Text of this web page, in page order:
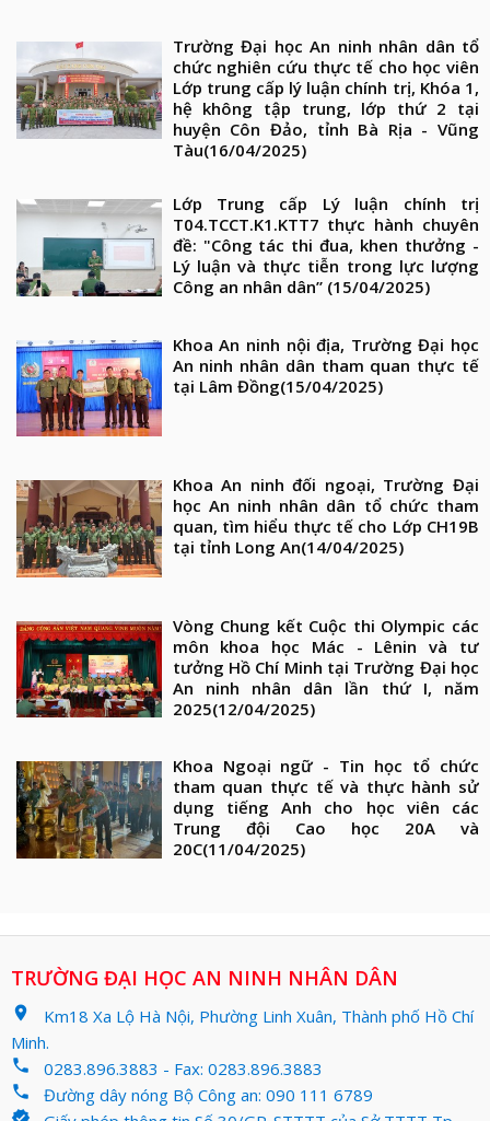
Trường Đại học An ninh nhân dân tổ
chức nghiên cứu thực tế cho học viên
Lớp trung cấp lý luận chính trị, Khóa 1,
hệ không tập trung, lớp thứ 2 tại
huyện Côn Đảo, tỉnh Bà Rịa - Vũng
Tàu(16/04/2025)
Lớp Trung cấp Lý luận chính trị
T04.TCCT.K1.KTT7 thực hành chuyên
đề: "Công tác thi đua, khen thưởng -
Lý luận và thực tiễn trong lực lượng
Công an nhân dân” (15/04/2025)
Khoa An ninh nội địa, Trường Đại học
An ninh nhân dân tham quan thực tế
tại Lâm Đồng(15/04/2025)
Khoa An ninh đối ngoại, Trường Đại
học An ninh nhân dân tổ chức tham
quan, tìm hiểu thực tế cho Lớp CH19B
tại tỉnh Long An(14/04/2025)
Vòng Chung kết Cuộc thi Olympic các
môn khoa học Mác - Lênin và tư
tưởng Hồ Chí Minh tại Trường Đại học
An ninh nhân dân lần thứ I, năm
2025(12/04/2025)
Khoa Ngoại ngữ - Tin học tổ chức
tham quan thực tế và thực hành sử
dụng tiếng Anh cho học viên các
Trung đội Cao học 20A và
20C(11/04/2025)
TRƯỜNG ĐẠI HỌC AN NINH NHÂN DÂN
location_on
Km18 Xa Lộ Hà Nội, Phường Linh Xuân, Thành phố Hồ Chí
Minh.
phone 0283.896.3883 - Fax: 0283.896.3883
phone Đường dây nóng Bộ Công an: 090 111 6789